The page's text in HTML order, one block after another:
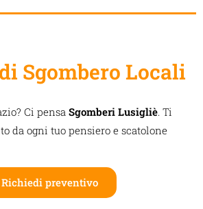
Sgombero Locali
Ci pensa Sgomberi Lusigliè. Ti
da ogni tuo pensiero e scatolone
Richiedi preventivo